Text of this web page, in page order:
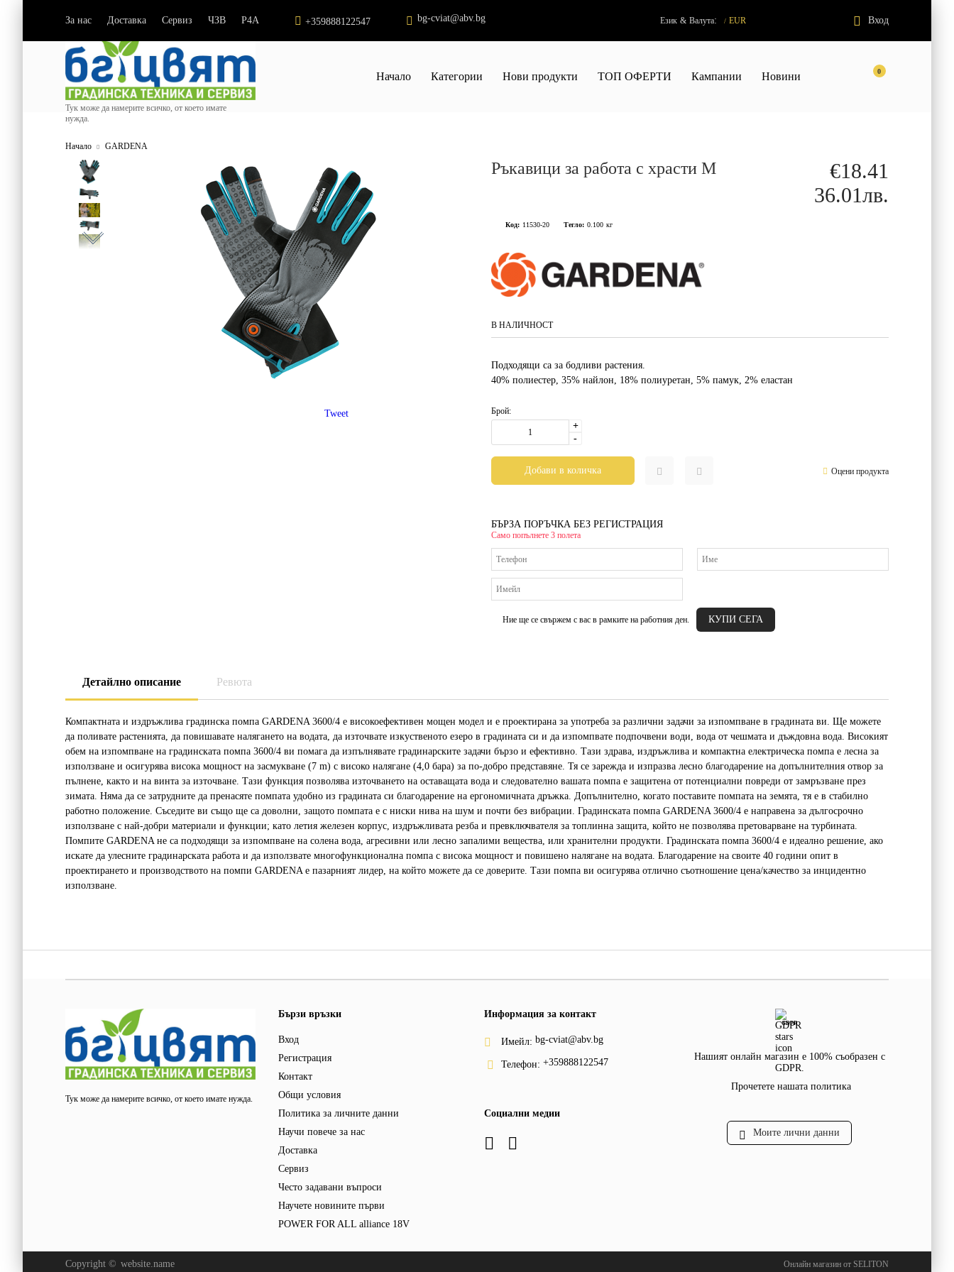
За нас Доставка Сервиз ЧЗВ P4A +359888122547 bg-cviat@abv.bg Език & Валута: / EUR Вход
Тук може да намерите всичко, от което имате
нужда.
0
Начало Категории Нови продукти ТОП ОФЕРТИ Кампании Новини
Начало GARDENA
Tweet
Ръкавици за работа с храсти М
€18.41
36.01лв.
Код: 11530-20 Тегло: 0.100 кг
В НАЛИЧНОСТ
Подходящи са за бодливи растения.
40% полиестер, 35% найлон, 18% полиуретан, 5% памук, 2% еластан
Брой:
+
-
Оцени продукта
БЪРЗА ПОРЪЧКА БЕЗ РЕГИСТРАЦИЯ
Само попълнете 3 полета
Ние ще се свържем с вас в рамките на работния ден.
Детайлно описание Ревюта
Компактната и издръжлива градинска помпа GARDENA 3600/4 е високоефективен мощен модел и е проектирана за употреба за различни задачи за изпомпване в градината ви. Ще можете
да поливате растенията, да повишавате налягането на водата, да източвате изкуственото езеро в градината си и да изпомпвате подпочвени води, вода от чешмата и дъждовна вода. Високият
обем на изпомпване на градинската помпа 3600/4 ви помага да изпълнявате градинарските задачи бързо и ефективно. Тази здрава, издръжлива и компактна електрическа помпа е лесна за
използване и осигурява висока мощност на засмукване (7 m) с високо налягане (4,0 бара) за по-добро представяне. Тя се зарежда и изпразва лесно благодарение на допълнителния отвор за
пълнене, както и на винта за източване. Тази функция позволява източването на оставащата вода и следователно вашата помпа е защитена от потенциални повреди от замръзване през
зимата. Няма да се затрудните да пренасяте помпата удобно из градината си благодарение на ергономичната дръжка. Допълнително, когато поставите помпата на земята, тя е в стабилно
работно положение. Съседите ви също ще са доволни, защото помпата е с ниски нива на шум и почти без вибрации. Градинската помпа GARDENA 3600/4 е направена за дългосрочно
използване с най-добри материали и функции; като летия железен корпус, издръжливата резба и превключвателя за топлинна защита, който не позволява претоварване на турбината.
Помпите GARDENA не са подходящи за изпомпване на солена вода, агресивни или лесно запалими вещества, или хранителни продукти. Градинската помпа 3600/4 е идеално решение, ако
искате да улесните градинарската работа и да използвате многофункционална помпа с висока мощност и повишено налягане на водата. Благодарение на своите 40 години опит в
проектирането и производството на помпи GARDENA е пазарният лидер, на който можете да се доверите. Тази помпа ви осигурява отлично съотношение цена/качество за инцидентно
използване.
Тук може да намерите всичко, от което имате нужда.
Бързи връзки
Вход
Регистрация
Контакт
Общи условия
Политика за личните данни
Научи повече за нас
Доставка
Сервиз
Често задавани въпроси
Научете новините първи
POWER FOR ALL alliance 18V
Информация за контакт
Имейл: bg-cviat@abv.bg
Телефон: +359888122547
Социални медии
GDPR
Нашият онлайн магазин е 100% съобразен с
GDPR.
Прочетете нашата политика
Моите лични данни
Copyright © website.name Онлайн магазин от SELITON